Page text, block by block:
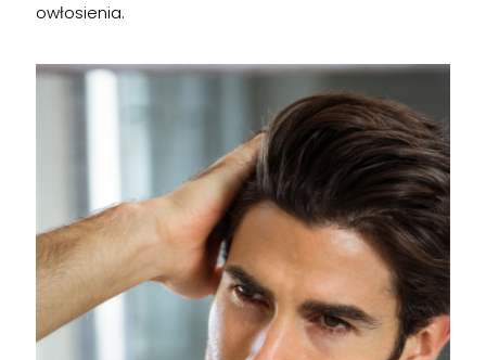
owłosienia.